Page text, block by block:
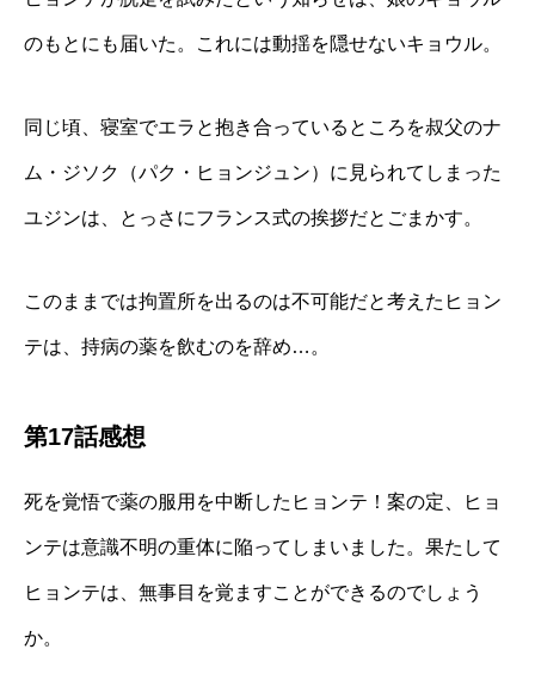
のもとにも届いた。これには動揺を隠せないキョウル。
同じ頃、寝室でエラと抱き合っているところを叔父のナ
ム・ジソク（パク・ヒョンジュン）に見られてしまった
ユジンは、とっさにフランス式の挨拶だとごまかす。
このままでは拘置所を出るのは不可能だと考えたヒョン
テは、持病の薬を飲むのを辞め…。
第17話感想
死を覚悟で薬の服用を中断したヒョンテ！案の定、ヒョ
ンテは意識不明の重体に陥ってしまいました。果たして
ヒョンテは、無事目を覚ますことができるのでしょう
か。